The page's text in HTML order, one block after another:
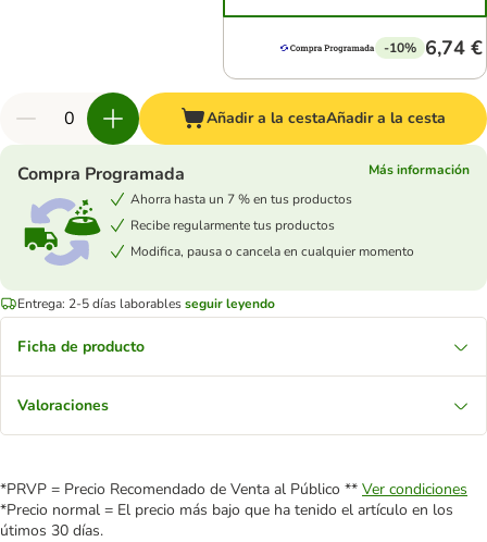
-10% 6,74 €
Añadir a la cestaAñadir a la cesta
Compra Programada
Más información
Ahorra hasta un 7 % en tus productos
Recibe regularmente tus productos
Modifica, pausa o cancela en cualquier momento
Entrega: 2-5 días laborablesseguir leyendo
Ficha de producto
Valoraciones
*PRVP = Precio Recomendado de Venta al Público ** Ver condiciones
*Precio normal = El precio más bajo que ha tenido el artículo en los
útimos 30 días.